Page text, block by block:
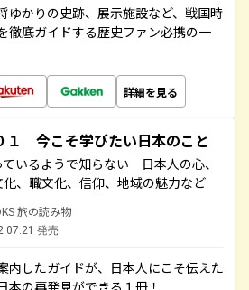
ゆかりの史跡、展示施設など、戦国時
徹底ガイドする歴史ファン必携の一
詳細を見る
１ 今こそ学びたい日本のこと
ているようで知らない 日本人の心、
化、職文化、信仰、地域の魅力など
旅の読み物
発売
内したガイドが、日本人にこそ伝えた
本の再発見ができる１冊！